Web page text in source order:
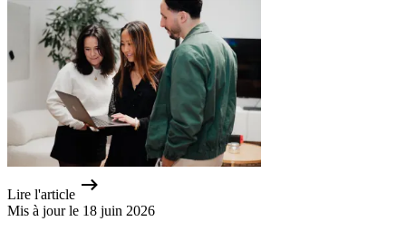
Lire l'article
Mis à jour le 18 juin 2026